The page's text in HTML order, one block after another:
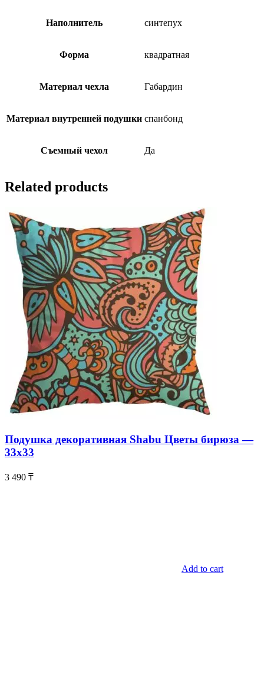
Наполнитель синтепух
Форма квадратная
Материал чехла Габардин
Материал внутренней подушки спанбонд
Съемный чехол Да
Related products
Подушка декоративная Shabu Цветы бирюза —
33х33
3 490 ₸
Add to cart